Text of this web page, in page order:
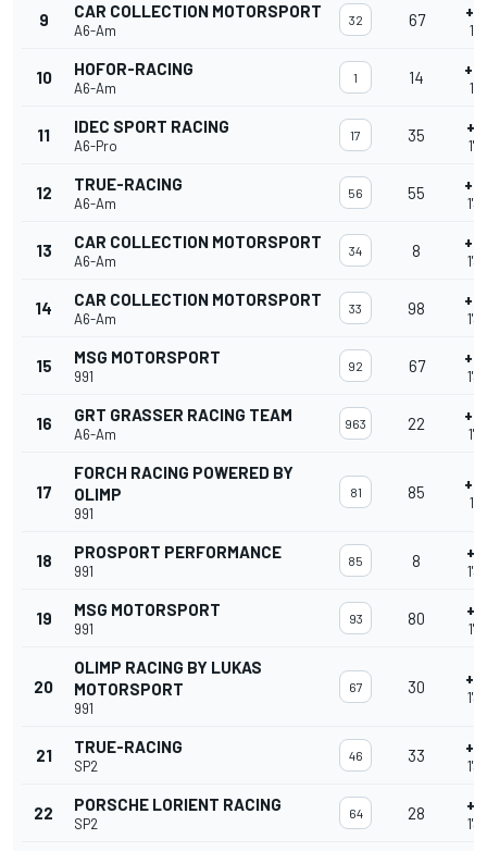
9 CAR COLLECTION MOTORSPORT
A6-Am
32 67
10 HOFOR-RACING
A6-Am
1 14
11 IDEC SPORT RACING
A6-Pro
17 35
12 TRUE-RACING
A6-Am
56 55
13 CAR COLLECTION MOTORSPORT
A6-Am
34 8
14 CAR COLLECTION MOTORSPORT
A6-Am
33 98
15 MSG MOTORSPORT
991
92 67
16 GRT GRASSER RACING TEAM
A6-Am
963 22
17
FORCH RACING POWERED BY
OLIMP
991
81 85
18 PROSPORT PERFORMANCE
991
85 8
19 MSG MOTORSPORT
991
93 80
20
OLIMP RACING BY LUKAS
MOTORSPORT
991
67 30
21 TRUE-RACING
SP2
46 33
22 PORSCHE LORIENT RACING
SP2
64 28